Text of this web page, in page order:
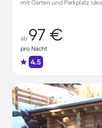
mit Garten und Parkplatz
ab 97 €
pro Nacht
4.5